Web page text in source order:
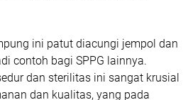
ini patut diacungi jempol dan
contoh bagi SPPG lainnya.
dan sterilitas ini sangat krusial
dan kualitas, yang pada